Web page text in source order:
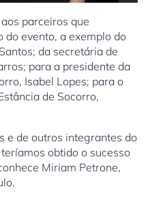
parceiros que
evento, a exemplo do
da secretária de
para a presidente da
Isabel Lopes; para o
de Socorro,
e de outros integrantes do
obtido o sucesso
Miriam Petrone,